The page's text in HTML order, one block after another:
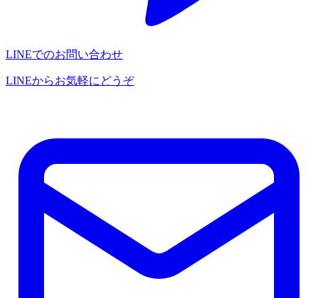
LINEでのお問い合わせ
LINEからお気軽にどうぞ